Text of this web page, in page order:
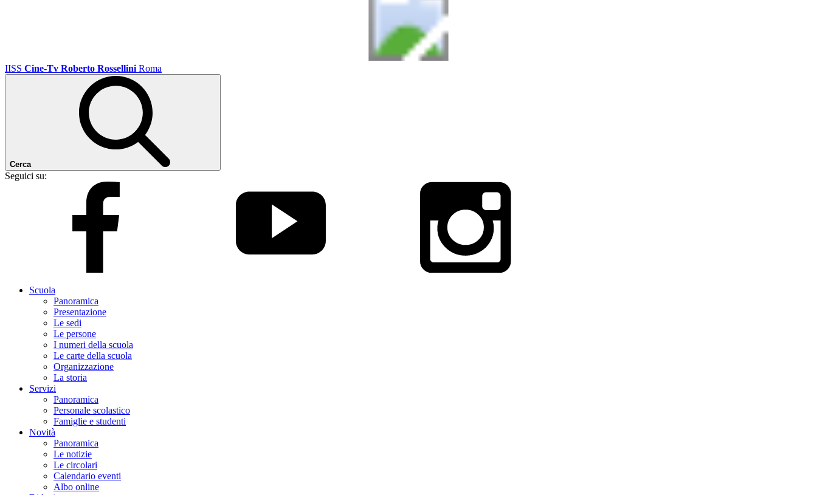
IISS Cine-Tv Roberto Rossellini Roma
Cerca
Seguici su:
Scuola
Panoramica
Presentazione
Le sedi
Le persone
I numeri della scuola
Le carte della scuola
Organizzazione
La storia
Servizi
Panoramica
Personale scolastico
Famiglie e studenti
Novità
Panoramica
Le notizie
Le circolari
Calendario eventi
Albo online